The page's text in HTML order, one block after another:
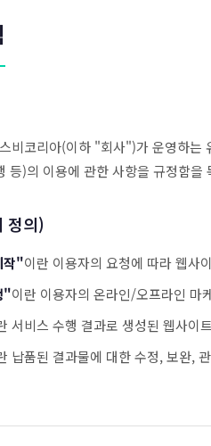
비코리아(이하 "회사")가 운영하
등)의 이용에 관한 사항을 규정함을
정의)
작"이란 이용자의 요청에 따라 웹사
"이란 이용자의 온라인/오프라인 마
서비스 수행 결과로 생성된 웹사이
납품된 결과물에 대한 수정, 보완,